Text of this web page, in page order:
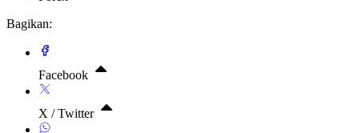
Bagikan:
Facebook
X / Twitter